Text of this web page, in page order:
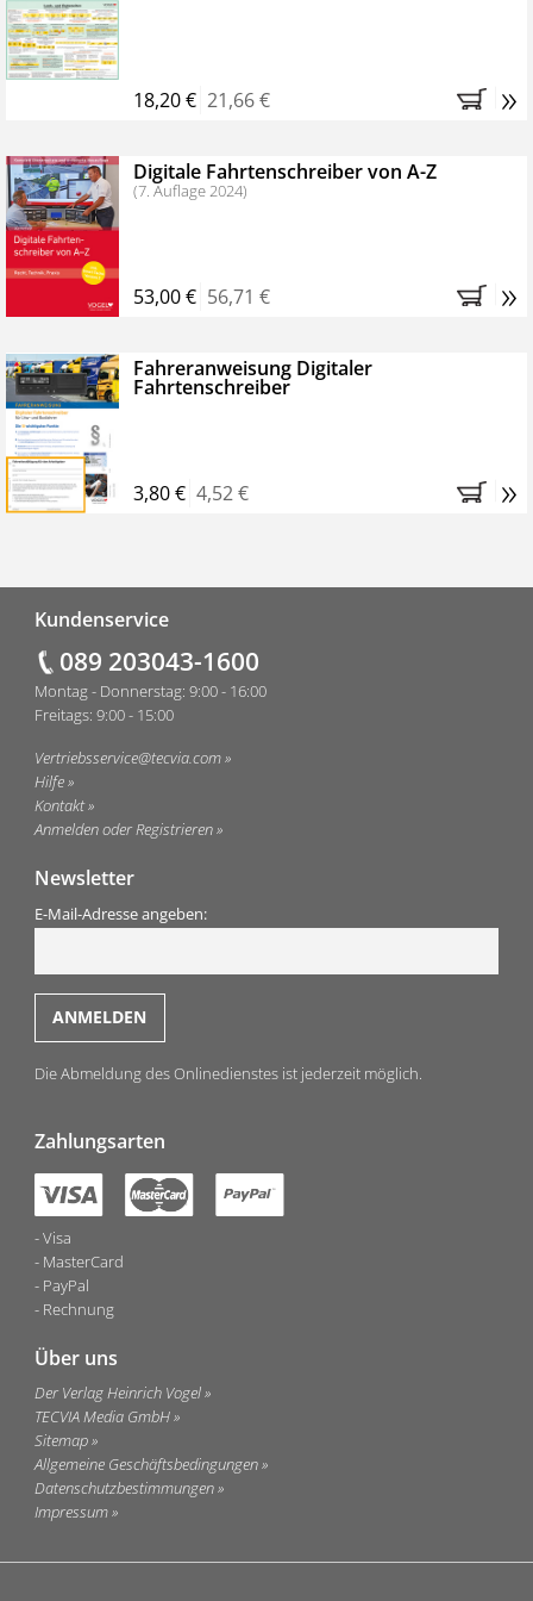
Bestellen Sie jetzt das VerkehrsRundschau Profipaket im
Kennenlern-Abo für zwei Monate (inkl. der derzeitig
Monaten brauchen Sie nichts weiter tun, das
Abonnement endet automatisch, es entstehen keine
weiteren Verpflichtungen.
18,20 € 21,66 € »
Digitale Fahrtenschreiber von A-Z
(7. Auflage 2024)
53,00 € 56,71 € »
Fahreranweisung Digitaler
Fahrtenschreiber
3,80 € 4,52 € »
Kundenservice
089 203043-1600
Montag - Donnerstag: 9:00 - 16:00
Freitags: 9:00 - 15:00
Vertriebsservice@tecvia.com
Hilfe
Kontakt
Anmelden oder Registrieren
Newsletter
E-Mail-Adresse angeben:
Die Abmeldung des Onlinedienstes ist jederzeit möglich.
Zahlungsarten
Visa
MasterCard
PayPal
Rechnung
Über uns
Der Verlag Heinrich Vogel
TECVIA Media GmbH
Sitemap
Allgemeine Geschäftsbedingungen
Datenschutzbestimmungen
Impressum